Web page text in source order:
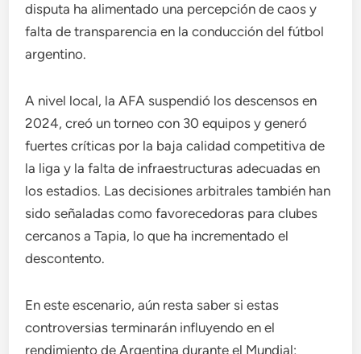
disputa ha alimentado una percepción de caos y
falta de transparencia en la conducción del fútbol
argentino.
A nivel local, la AFA suspendió los descensos en
2024, creó un torneo con 30 equipos y generó
fuertes críticas por la baja calidad competitiva de
la liga y la falta de infraestructuras adecuadas en
los estadios. Las decisiones arbitrales también han
sido señaladas como favorecedoras para clubes
cercanos a Tapia, lo que ha incrementado el
descontento.
En este escenario, aún resta saber si estas
controversias terminarán influyendo en el
rendimiento de Argentina durante el Mundial;